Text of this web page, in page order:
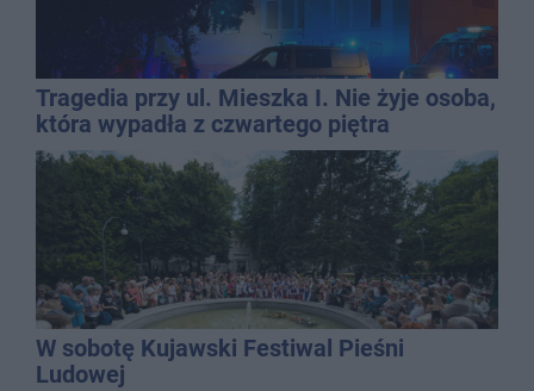
Tragedia przy ul. Mieszka I. Nie żyje osoba,
która wypadła z czwartego piętra
W sobotę Kujawski Festiwal Pieśni
Ludowej